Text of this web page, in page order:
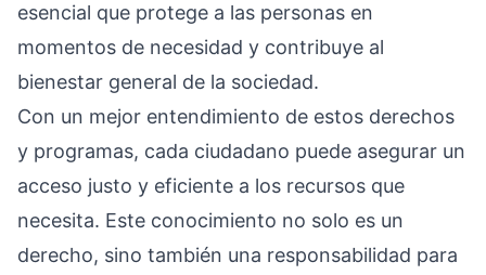
esencial que protege a las personas en
momentos de necesidad y contribuye al
bienestar general de la sociedad.
Con un mejor entendimiento de estos derechos
y programas, cada ciudadano puede asegurar un
acceso justo y eficiente a los recursos que
necesita. Este conocimiento no solo es un
derecho, sino también una responsabilidad para